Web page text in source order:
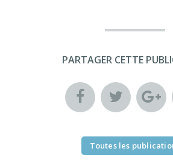
PARTAGER CETTE
Toutes les